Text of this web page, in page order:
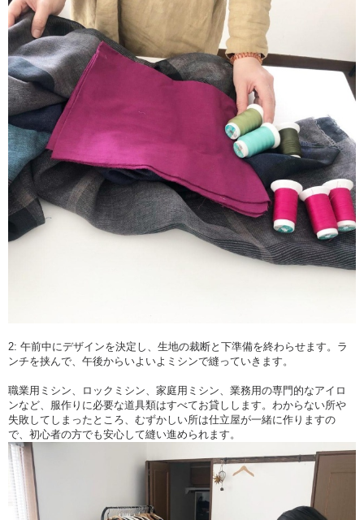
もうちょっと自分の体と好みに合わせて
型紙を補正してみたい、
思い切ったデザインアレンジの
相談に乗って欲しい！
仕立屋さんキットをもとにして
よりあなたさしさを引き出すような服作りを
仕立屋が丁寧に
ワークショップでサポートします。
特に初心者の方は
まずワークショップという安心な場で
服作りを手取り足取り教わりながら
体験するのがおすすめです。
ご自宅での服作りができると
意識もモチベーションも
変わってくると思います。
また、ワークショップにご参加頂いた方には
完成保証がついています。
もし、ワークショップの時間内で
仕上げられるか心配な方でも
仕立屋が完成まで
2: 午前中にデザインを決定し、生地の裁断と下準備を終わらせます。ラ
ンチを挟んで、午後からいよいよミシンで縫っていきます。
職業用ミシン、ロックミシン、家庭用ミシン、業務用の専門的なアイロ
ンなど、服作りに必要な道具類はすべてお貸しします。わからない所や
失敗してしまったところ、むずかしい所は仕立屋が一緒に作りますの
で、初心者の方でも安心して縫い進められます。